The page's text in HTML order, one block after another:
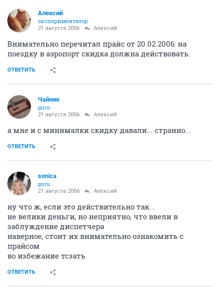
Алексий
экспериментатор
21 августа 2006 Алексий
Внимательно перечитал прайс от 20.02.2006: на
поездку в аэропорт скидка должна действовать.
ОТВЕТИТЬ
Чайник
guru
21 августа 2006 Алексий
а мне и с минималки скидку давали... странно...
ОТВЕТИТЬ
sonica
guru
21 августа 2006 Алексий
ну что ж, если это действительно так...
не велики деньги, но неприятно, что ввели в
заблуждение диспетчера
наверное, стоит их внимательно ознакомить с
прайсом
во избежание тсзать
ОТВЕТИТЬ